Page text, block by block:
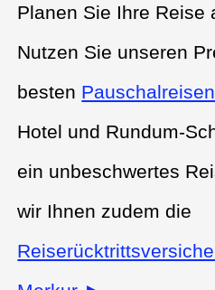
Planen Sie Ihre Reise
Nutzen Sie unseren
besten Pauschalreisen
Hotel und Rundum-
ein unbeschwertes
wir Ihnen zudem die